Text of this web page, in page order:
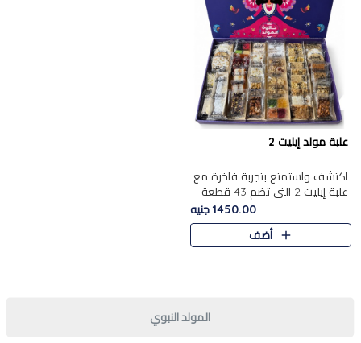
علبة مولد إيليت 2
اكتشف واستمتع بتجربة فاخرة مع
علبة إيليت 2 التي تضم 43 قطعة
تشكيلة من أرقى حلويات المولد
الشرقية المصرية الأصيلة ,معروضة
بشكل جميل في علبة أ..
1450.00 جنيه
أضف
المولد النبوي